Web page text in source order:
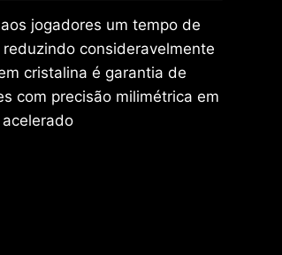
jogadores um tempo de
consideravelmente
cristalina é garantia de
com precisão milimétrica em